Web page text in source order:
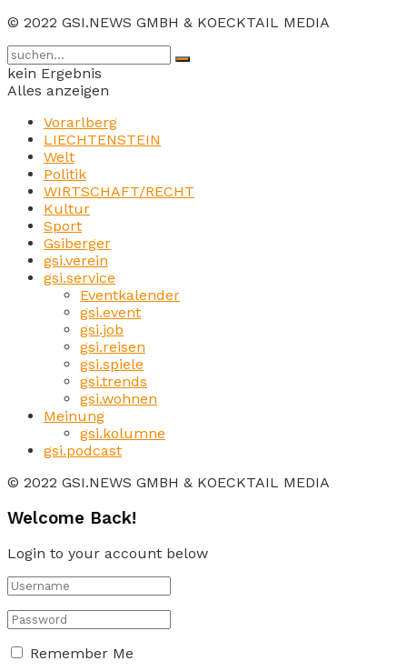
© 2022 GSI.NEWS GMBH & KOECKTAIL MEDIA
kein Ergebnis
Alles anzeigen
Vorarlberg
LIECHTENSTEIN
Welt
Politik
WIRTSCHAFT/RECHT
Kultur
Sport
Gsiberger
gsi.verein
gsi.service
Eventkalender
gsi.event
gsi.job
gsi.reisen
gsi.spiele
gsi.trends
gsi.wohnen
Meinung
gsi.kolumne
gsi.podcast
© 2022 GSI.NEWS GMBH & KOECKTAIL MEDIA
Welcome Back!
Login to your account below
Remember Me